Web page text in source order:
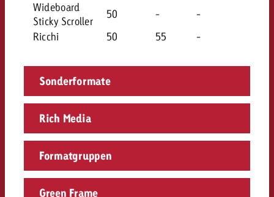
Wideboard
Sticky Scroller
50 -
-
Ricchi
50 55 -
Sonderformate
Rich Media
Formatgruppen
Green Frame